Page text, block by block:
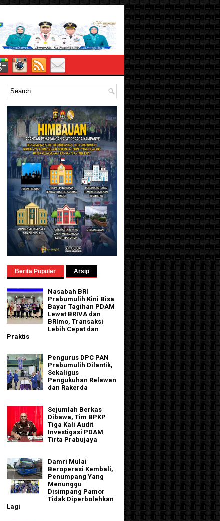
Berita Populer Arsip
Nasabah BRI
Prabumulih Kini Bisa
Bayar Tagihan PDAM
Lewat BRIVA dan
BRImo, Transaksi
Lebih Cepat dan
Praktis
Pengurus DPC PAN
Prabumulih Dilantik,
Sekaligus
Pengukuhan Relawan
dan Rakerda
Sejumlah Berkas
Dibawa, Tim BPKP
Tiga Kali Audit
Investigasi PDAM
Tirta Prabujaya
Damri Mulai
Beroperasi Kembali,
Penumpang Yang
Menunggu
Disimpang Pamor
Tidak Diperbolehkan
Lagi